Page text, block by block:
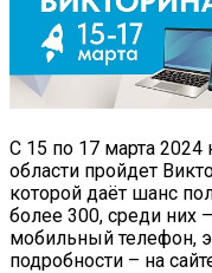
С 15 по 17 марта 2024
области пройдет
которой даёт шанс
более 300, среди них
мобильный телефон,
подробности – на